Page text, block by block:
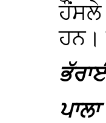
ਹੌਂਸਲੇ
ਹਨ।